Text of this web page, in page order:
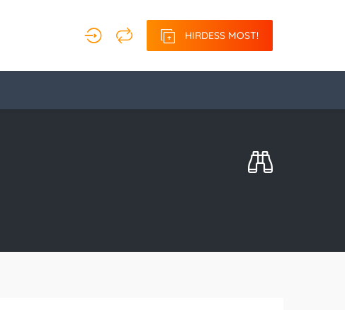
HIRDESS MOST!